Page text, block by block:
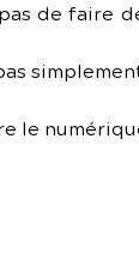
de faire
le